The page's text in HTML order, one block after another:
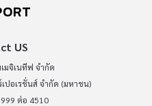
US
มจิเนทีฟ จำกัด
ปอเรชั่นส์ จำกัด (มหาชน)
ต่อ 4510